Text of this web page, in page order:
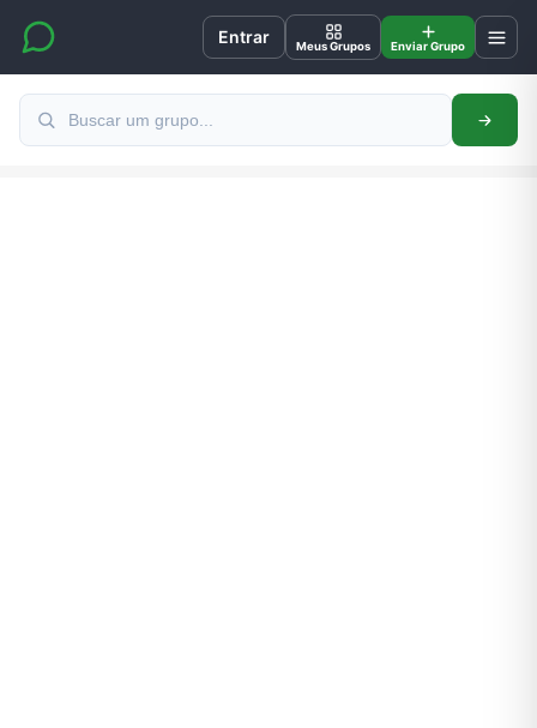
Entrar Meus Grupos Enviar Grupo